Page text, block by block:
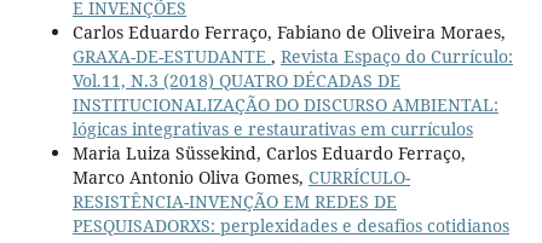
E INVENÇÕES
Carlos Eduardo Ferraço, Fabiano de Oliveira Moraes,
GRAXA-DE-ESTUDANTE , Revista Espaço do Currículo:
Vol.11, N.3 (2018) QUATRO DÉCADAS DE
INSTITUCIONALIZAÇÃO DO DISCURSO AMBIENTAL:
lógicas integrativas e restaurativas em currículos
Maria Luiza Süssekind, Carlos Eduardo Ferraço,
Marco Antonio Oliva Gomes, CURRÍCULO-
RESISTÊNCIA-INVENÇÃO EM REDES DE
PESQUISADORXS: perplexidades e desafios cotidianos